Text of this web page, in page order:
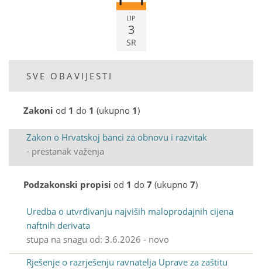
LIP
3
SR
SVE OBAVIJESTI
Zakoni od 1 do 1 (ukupno 1)
Zakon o Hrvatskoj banci za obnovu i razvitak
- prestanak važenja
Podzakonski propisi od 1 do 7 (ukupno 7)
Uredba o utvrđivanju najviših maloprodajnih cijena
naftnih derivata
stupa na snagu od: 3.6.2026 - novo
Rješenje o razrješenju ravnatelja Uprave za zaštitu